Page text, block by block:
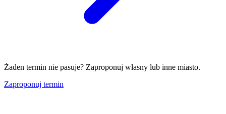
Żaden termin nie pasuje? Zaproponuj własny lub inne miasto.
Zaproponuj termin